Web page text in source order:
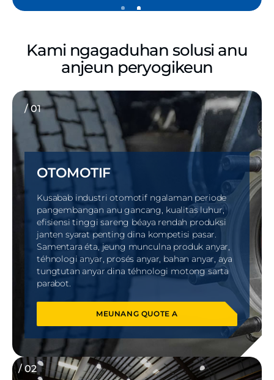
Kami ngagaduhan solusi anu
anjeun peryogikeun
/ 01
OTOMOTIF
Kusabab industri otomotif ngalaman periode
pangembangan anu gancang, kualitas luhur,
efisiensi tinggi sareng béaya rendah produksi
janten syarat penting dina kompetisi pasar.
Samentara éta, jeung munculna produk anyar,
téhnologi anyar, prosés anyar, bahan anyar, aya
tungtutan anyar dina téhnologi motong sarta
parabot.
MEUNANG QUOTE A
/ 02